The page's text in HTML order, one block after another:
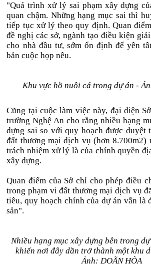
"Quá trình xử lý sai phạm xây dựng
quan chậm. Những hạng mục sai thì
tiếp tục xử lý theo quy định. Quan
đề nghị các sở, ngành tạo điều kiện
cho nhà đầu tư, sớm ổn định để yên
bản cuộc họp nêu.
Khu vực hồ nuôi cá trong dự án -
Cũng tại cuộc làm việc này, đại diện
trường Nghệ An cho rằng nhiều hạng
dựng sai so với quy hoạch được duyệt
đất thương mại dịch vụ (hơn 8.700m2)
trách nhiệm xử lý là của chính quyền
xây dựng.
Quan điểm của Sở chỉ cho phép điều
trong phạm vi đất thương mại dịch vụ
tiêu, quy hoạch chính của dự án vẫn là
sản".
Nhiều hạng mục xây dựng bên trong
khiến nơi đây dần trở thành một khu
Ảnh: DOÃN HÒA